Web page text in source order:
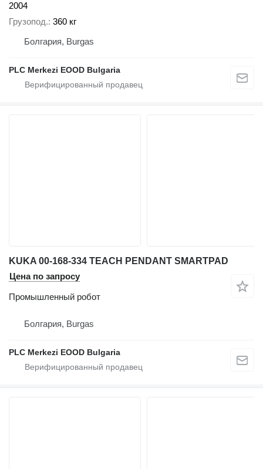
2004
Грузопод. 360 кг
Болгария, Burgas
PLC Merkezi EOOD Bulgaria
KUKA 00-168-334 TEACH PENDANT SMARTPAD
Цена по запросу
Промышленный робот
Болгария, Burgas
PLC Merkezi EOOD Bulgaria